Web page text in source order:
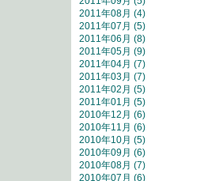
2011年08月 (4)
2011年07月 (5)
2011年06月 (8)
2011年05月 (9)
2011年04月 (7)
2011年03月 (7)
2011年02月 (5)
2011年01月 (5)
2010年12月 (6)
2010年11月 (6)
2010年10月 (5)
2010年09月 (6)
2010年08月 (7)
2010年07月 (6)